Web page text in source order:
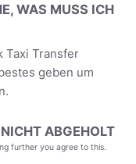
WAS MUSS ICH
Taxi Transfer
geben um
ABGEHOLT
further you agree to this.